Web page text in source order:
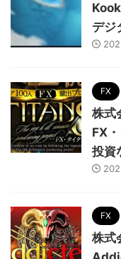
デジ
FX
株式
FX
投資
FX
株式